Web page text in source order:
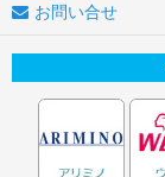
お問い合せ